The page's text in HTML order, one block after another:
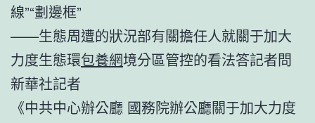
線”“劃邊框”
——生態周遭的狀況部有關擔任人就關于加大
力度生態環包養網境分區管控的看法答記者問
新華社記者
《中共中心辦公廳 國務院辦公廳關于加大力度